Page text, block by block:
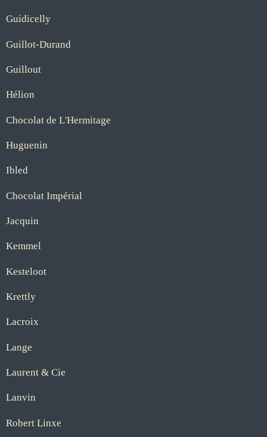
Guidicelly
Guillot-Durand
Guillout
Hélion
Chocolat de L'Hermitage
Huguenin
Ibled
Chocolat Impérial
Jacquin
Kemmel
Kesteloot
Krettly
Lacroix
Lange
Laurent & Cie
Lanvin
Robert Linxe